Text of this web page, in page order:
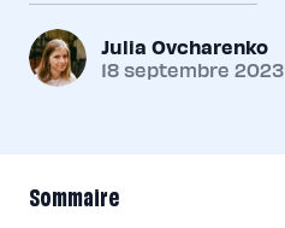
Julia Ovcharenko
18 septembre 2023
Sommaire